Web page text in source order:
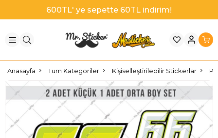
1000TL' ye sepette 100TL indirim!
Anasayfa Tüm Kategoriler Kişiselleştirilebilir Stickerlar